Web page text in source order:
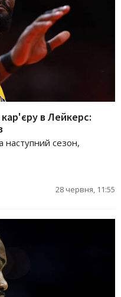
в Лейкерс:
наступний сезон,
28 червня, 11:55